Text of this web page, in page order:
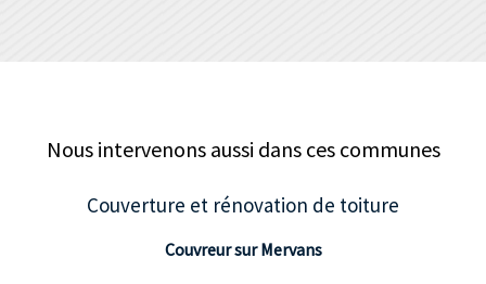
Nous intervenons aussi dans ces communes
Couverture et rénovation de toiture
Couvreur sur Mervans